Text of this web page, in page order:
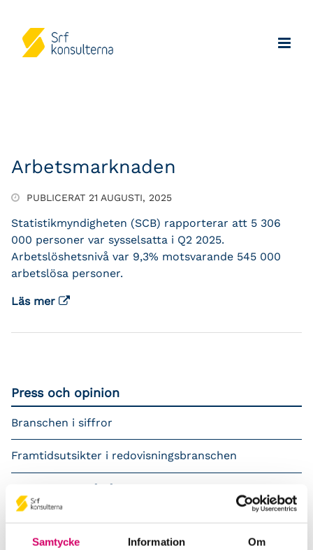
Samtycke Information Om
Arbetsmarknaden
PUBLICERAT 21 AUGUSTI, 2025
Statistikmyndigheten (SCB) rapporterar att 5 306
000 personer var sysselsatta i Q2 2025.
Arbetslöshetsnivå var 9,3% motsvarande 545 000
arbetslösa personer.
Läs mer
Press och opinion
Branschen i siffror
Framtidsutsikter i redovisningsbranschen
Prenumerera på våra nyhetsbrev
Pressrum